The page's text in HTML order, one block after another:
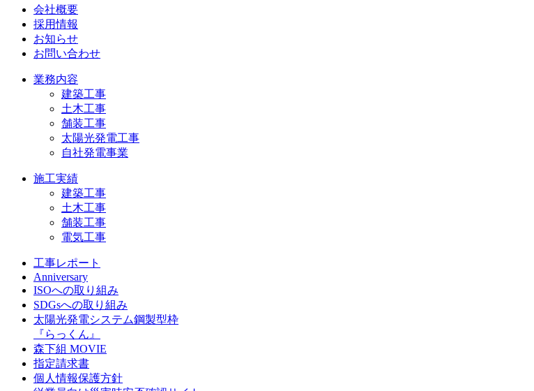
会社概要
採用情報
お知らせ
お問い合わせ
業務内容
建築工事
土木工事
舗装工事
太陽光発電工事
自社発電事業
施工実績
建築工事
土木工事
舗装工事
電気工事
工事レポート
Anniversary
ISOへの取り組み
SDGsへの取り組み
太陽光発電システム鋼製型枠
『らっくん』
森下組 MOVIE
指定請求書
個人情報保護方針